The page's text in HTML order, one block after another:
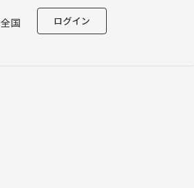
全国 ログイン